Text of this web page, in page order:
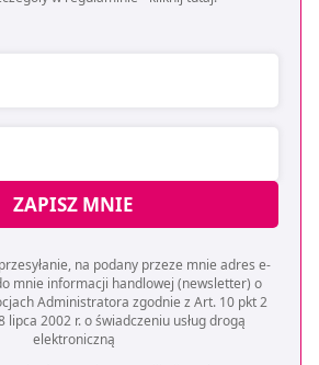
ZAPISZ MNIE
na podany przeze mnie adres e-
mnie informacji handlowej (newsletter) o
Administratora zgodnie z Art. 10 pkt 2
lipca 2002 r. o świadczeniu usług drogą
elektroniczną